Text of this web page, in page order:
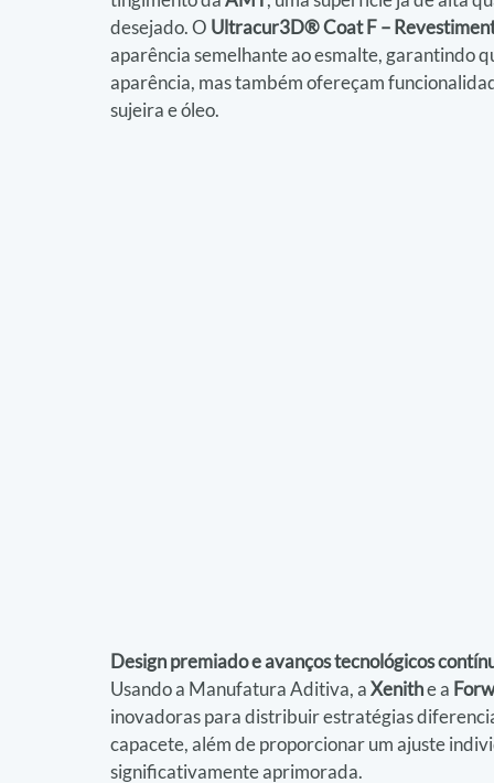
desejado. O Ultracur3D® Coat F –
aparência semelhante ao esmalte, garantindo
aparência, mas também ofereçam
sujeira e óleo.
Design premiado e avanços tecnológicos
Usando a Manufatura Aditiva, a Xenith e a
inovadoras para distribuir estratégias
capacete, além de proporcionar um ajuste
significativamente aprimorada.